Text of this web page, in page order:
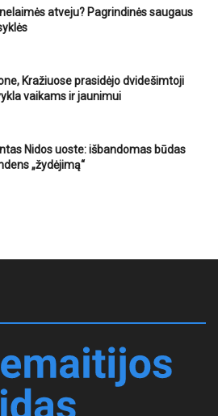
atveju? Pagrindinės saugaus
Kražiuose prasidėjo dvidešimtoji
vaikams ir jaunimui
Nidos uoste: išbandomas būdas
„žydėjimą“